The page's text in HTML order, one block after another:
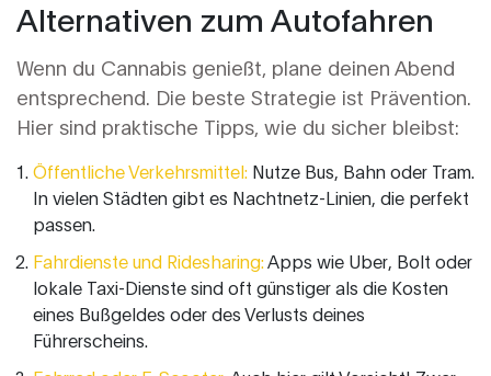
Alternativen zum Autofahren
Wenn du Cannabis genießt, plane deinen Abend
entsprechend. Die beste Strategie ist Prävention.
Hier sind praktische Tipps, wie du sicher bleibst:
Öffentliche Verkehrsmittel: Nutze Bus, Bahn oder Tram.
In vielen Städten gibt es Nachtnetz-Linien, die perfekt
passen.
Fahrdienste und Ridesharing:Apps wie Uber, Bolt oder
lokale Taxi-Dienste sind oft günstiger als die Kosten
eines Bußgeldes oder des Verlusts deines
Führerscheins.